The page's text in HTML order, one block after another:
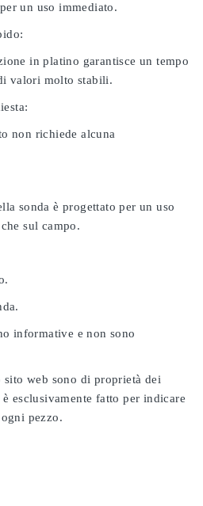
un uso immediato.
in platino garantisce un tempo
valori molto stabili.
non richiede alcuna
sonda è progettato per un uso
sul campo.
informative e non sono
web sono di proprietà dei
esclusivamente fatto per indicare
pezzo.